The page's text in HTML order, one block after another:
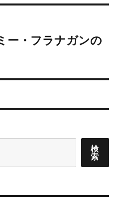
ー・フラナガンの
検
索